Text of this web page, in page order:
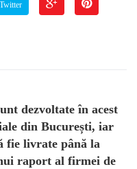
dezvoltate în acest
din București, iar
fie livrate până la
raport al firmei de